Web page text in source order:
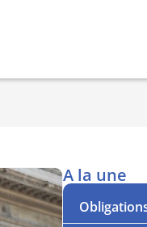
A la une